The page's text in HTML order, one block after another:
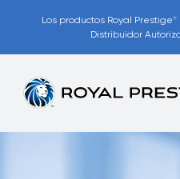
Los productos Royal Prestige®
Distribuidor